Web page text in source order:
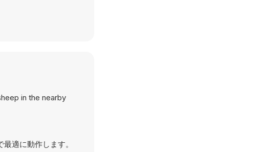
in the nearby
適に動作します。